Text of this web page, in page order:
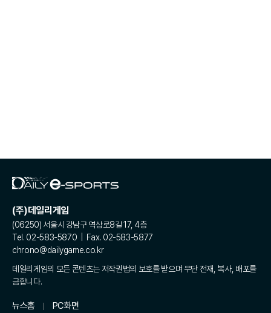
(주)데일리게임
(06250) 서울시 강남구 역삼로8길 17, 4층
Tel. 02-583-5870 | Fax. 02-583-5877
chrono@dailygame.co.kr
데일리게임의 모든 콘텐츠는 저작권법의 보호를 받으며 무단 전재, 복사, 배포를
금합니다.
뉴스홈 PC화면